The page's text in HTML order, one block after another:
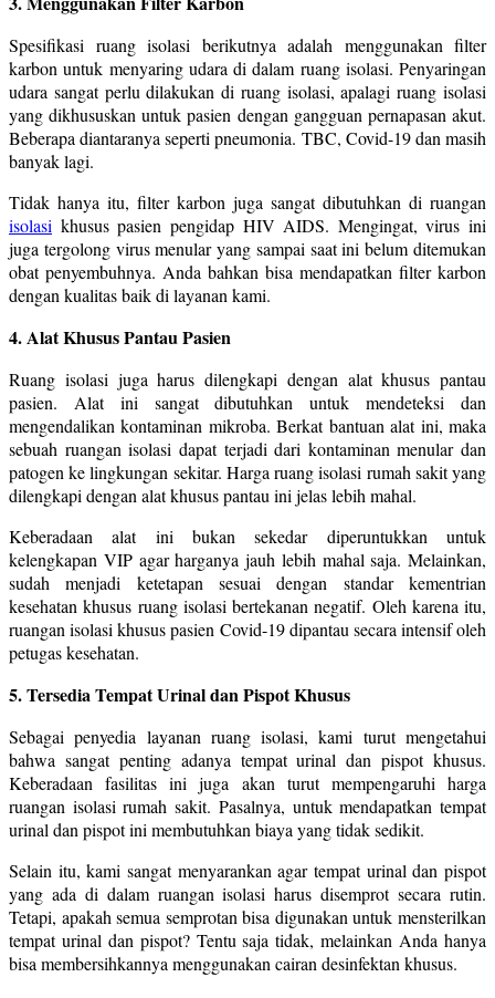
Spesifikasi ruang isolasi berikutnya adalah menggunakan filter
karbon untuk menyaring udara di dalam ruang isolasi. Penyaringan
udara sangat perlu dilakukan di ruang isolasi, apalagi ruang isolasi
yang dikhususkan untuk pasien dengan gangguan pernapasan akut.
Beberapa diantaranya seperti pneumonia. TBC, Covid-19 dan masih
banyak lagi.
Tidak hanya itu, filter karbon juga sangat dibutuhkan di ruangan
isolasi khusus pasien pengidap HIV AIDS. Mengingat, virus ini
juga tergolong virus menular yang sampai saat ini belum ditemukan
obat penyembuhnya. Anda bahkan bisa mendapatkan filter karbon
dengan kualitas baik di layanan kami.
4. Alat Khusus Pantau Pasien
Ruang isolasi juga harus dilengkapi dengan alat khusus pantau
pasien. Alat ini sangat dibutuhkan untuk mendeteksi dan
mengendalikan kontaminan mikroba. Berkat bantuan alat ini, maka
sebuah ruangan isolasi dapat terjadi dari kontaminan menular dan
patogen ke lingkungan sekitar. Harga ruang isolasi rumah sakit yang
dilengkapi dengan alat khusus pantau ini jelas lebih mahal.
Keberadaan alat ini bukan sekedar diperuntukkan untuk
kelengkapan VIP agar harganya jauh lebih mahal saja. Melainkan,
sudah menjadi ketetapan sesuai dengan standar kementrian
kesehatan khusus ruang isolasi bertekanan negatif. Oleh karena itu,
ruangan isolasi khusus pasien Covid-19 dipantau secara intensif oleh
petugas kesehatan.
5. Tersedia Tempat Urinal dan Pispot Khusus
Sebagai penyedia layanan ruang isolasi, kami turut mengetahui
bahwa sangat penting adanya tempat urinal dan pispot khusus.
Keberadaan fasilitas ini juga akan turut mempengaruhi harga
ruangan isolasi rumah sakit. Pasalnya, untuk mendapatkan tempat
urinal dan pispot ini membutuhkan biaya yang tidak sedikit.
Selain itu, kami sangat menyarankan agar tempat urinal dan pispot
yang ada di dalam ruangan isolasi harus disemprot secara rutin.
Tetapi, apakah semua semprotan bisa digunakan untuk mensterilkan
tempat urinal dan pispot? Tentu saja tidak, melainkan Anda hanya
bisa membersihkannya menggunakan cairan desinfektan khusus.